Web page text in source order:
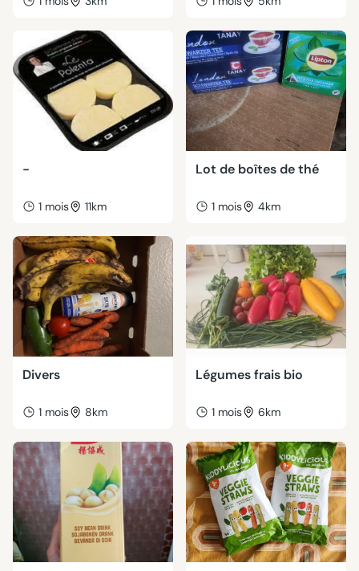
-
1 mois 11km
Lot de boîtes de thé
1 mois 4km
Divers
1 mois 8km
Légumes frais bio
1 mois 6km